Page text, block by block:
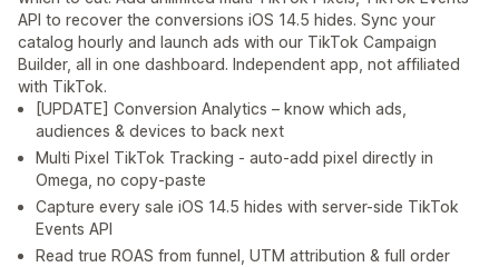
API to recover the conversions iOS 14.5 hides. Sync your
catalog hourly and launch ads with our TikTok Campaign
Builder, all in one dashboard. Independent app, not affiliated
with TikTok.
[UPDATE] Conversion Analytics – know which ads,
audiences & devices to back next
Multi Pixel TikTok Tracking - auto-add pixel directly in
Omega, no copy-paste
Capture every sale iOS 14.5 hides with server-side TikTok
Events API
Read true ROAS from funnel, UTM attribution & full order